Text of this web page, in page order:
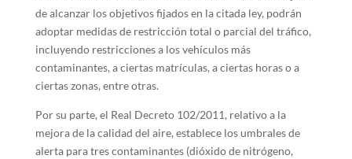
de alcanzar los objetivos fijados en la citada ley, podrán
adoptar medidas de restricción total o parcial del tráfico,
incluyendo restricciones a los vehículos más
contaminantes, a ciertas matrículas, a ciertas horas o a
ciertas zonas, entre otras.
Por su parte, el Real Decreto 102/2011, relativo a la
mejora de la calidad del aire, establece los umbrales de
alerta para tres contaminantes (dióxido de nitrógeno,